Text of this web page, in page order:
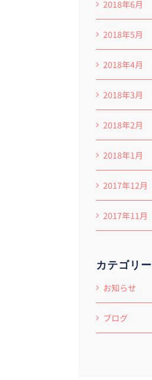
2018年6月
2018年5月
2018年4月
2018年3月
2018年2月
2018年1月
2017年12月
2017年11月
カテゴリー
お知らせ
ブログ